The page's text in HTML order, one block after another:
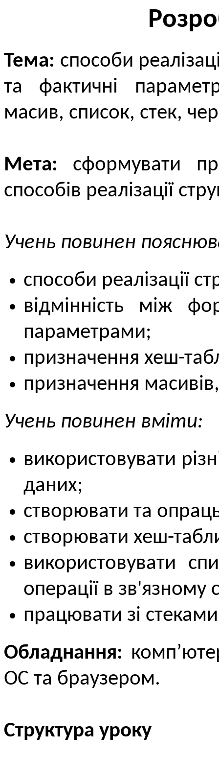
Тема: способи
та фактичні
масив, список, стек,
Мета: сформувати
способів реалізації
Учень повинен
способи реалізації
відмінність між
параметрами;
призначення хеш-
призначення масивів,
Учень повинен вміти:
використовувати
даних;
створювати та
створювати хеш-
використовувати
операції в зв'язному
працювати зі
Обладнання:
ОС та браузером.
Структура уроку